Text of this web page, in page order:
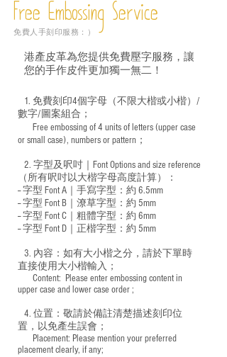
Free Embossing Service
免費人手刻印服務：）
港產皮革為您提供免費壓字服務，讓
您的手作皮件更加獨一無二！
1. 免費刻印4個字母（不限大楷或小楷）/
數字/圖案組合；
Free embossing of 4 units of letters (upper case
or small case), numbers or pattern；
2. 字型及呎吋｜ Font Options and size reference
（所有呎吋以大楷字母高度計算）：
-- 字型 Font A｜手寫字型：約 6.5mm
-- 字型 Font B｜潦草字型： 約 5mm
-- 字型 Font C｜粗體字型：約 6mm
-- 字型 Font D｜正楷字型： 約 5mm
3. 內容：如有大小楷之分，請於下單時
直接使用大小楷輸入；
​ Content: Please enter embossing content in
upper case and lower case order ;
4. 位置：敬請於備註清楚描述刻印位
置，以免產生誤會；
​ Placement: Please mention your preferred
placement clearly, if any;